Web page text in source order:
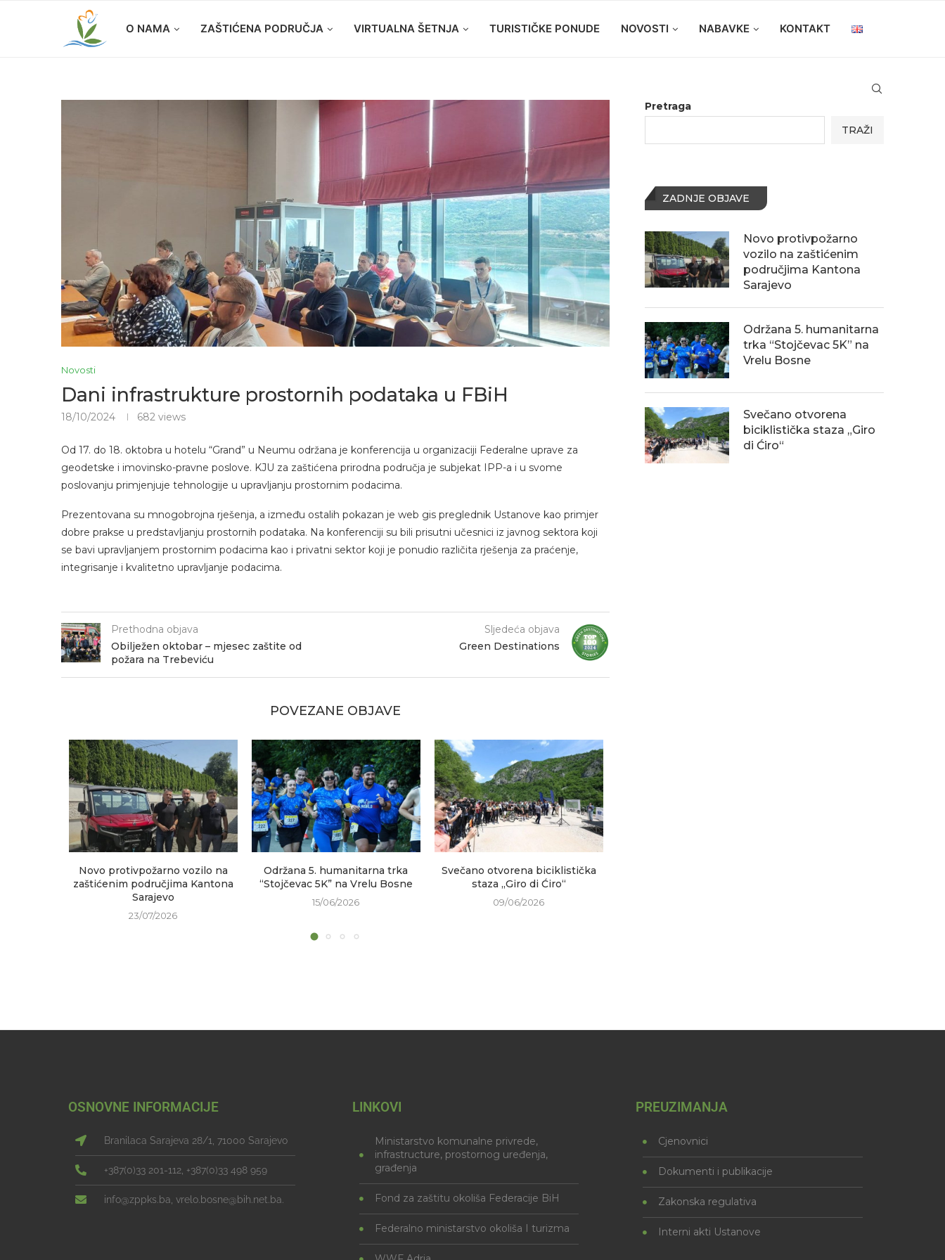
O NAMA ZAŠTIĆENA PODRUČJA VIRTUALNA ŠETNJA TURISTIČKE PONUDE NOVOSTI NABAVKE KONTAKT
Novosti
Dani infrastrukture prostornih podataka u FBiH
18/10/2024 682 views
Od 17. do 18. oktobra u hotelu “Grand” u Neumu održana je konferencija u organizaciji Federalne uprave za
geodetske i imovinsko-pravne poslove. KJU za zaštićena prirodna područja je subjekat IPP-a i u svome
poslovanju primjenjuje tehnologije u upravljanju prostornim podacima.
Prezentovana su mnogobrojna rješenja, a između ostalih pokazan je web gis preglednik Ustanove kao primjer
dobre prakse u predstavljanju prostornih podataka. Na konferenciji su bili prisutni učesnici iz javnog sektora koji
se bavi upravljanjem prostornim podacima kao i privatni sektor koji je ponudio različita rješenja za praćenje,
integrisanje i kvalitetno upravljanje podacima.
Prethodna objava
Obilježen oktobar – mjesec zaštite od
požara na Trebeviću
Sljedeća objava
Green Destinations
POVEZANE OBJAVE
Novo protivpožarno vozilo na
zaštićenim područjima Kantona
Sarajevo
23/07/2026
Održana 5. humanitarna trka
“Stojčevac 5K” na Vrelu Bosne
15/06/2026
Svečano otvorena biciklistička
staza „Giro di Ćiro“
09/06/2026
Pretraga
TRAŽI
ZADNJE OBJAVE
Novo protivpožarno
vozilo na zaštićenim
područjima Kantona
Sarajevo
Održana 5. humanitarna
trka “Stojčevac 5K” na
Vrelu Bosne
Svečano otvorena
biciklistička staza „Giro
di Ćiro“
OSNOVNE INFORMACIJE
Branilaca Sarajeva 28/1, 71000 Sarajevo
+387(0)33 201-112, +387(0)33 498 959
info@zppks.ba, vrelo.bosne@bih.net.ba.
LINKOVI
Ministarstvo komunalne privrede,
infrastructure, prostornog uređenja,
građenja
Fond za zaštitu okoliša Federacije BiH
Federalno ministarstvo okoliša I turizma
PREUZIMANJA
Cjenovnici
Dokumenti i publikacije
Zakonska regulativa
Interni akti Ustanove